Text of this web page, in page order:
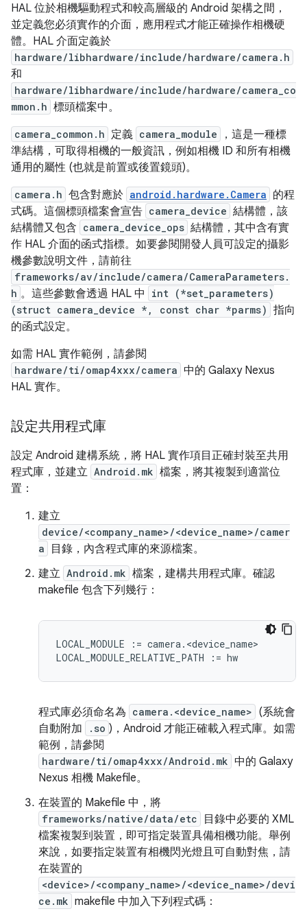
HAL 位於相機驅動程式和較高層級的 Android 架構之間，
並定義您必須實作的介面，應用程式才能正確操作相機硬
體。HAL 介面定義於
hardware/libhardware/include/hardware/camera.h
和
hardware/libhardware/include/hardware/camera_co
mmon.h 標頭檔案中。
camera_common.h 定義 camera_module
，這是一種標
準結構，可取得相機的一般資訊，例如相機 ID 和所有相機
通用的屬性 (也就是前置或後置鏡頭)。
camera.h 包含對應於 android.hardware.Camera 的程
式碼。這個標頭檔案會宣告 camera_device 結構體，該
結構體又包含 camera_device_ops 結構體，其中含有實
作 HAL 介面的函式指標。如要參閱開發人員可設定的攝影
機參數說明文件，請前往
frameworks/av/include/camera/CameraParameters.
h 。這些參數會透過 HAL 中
int (*set_parameters)
(struct camera_device *, const char *parms) 指向
的函式設定。
如需 HAL 實作範例，請參閱
hardware/ti/omap4xxx/camera 中的 Galaxy Nexus
HAL 實作。
設定共用程式庫
設定 Android 建構系統，將 HAL 實作項目正確封裝至共用
程式庫，並建立 Android.mk 檔案，將其複製到適當位
置：
建立
device/<company_name>/<device_name>/camer
a
目錄，內含程式庫的來源檔案。
建立 Android.mk 檔案，建構共用程式庫。確認
makefile 包含下列幾行：
LOCAL_MODULE := camera.<device_name>
程式庫必須命名為 camera.<device_name> (系統會
自動附加
.so )，Android 才能正確載入程式庫。如需
範例，請參閱
hardware/ti/omap4xxx/Android.mk 中的 Galaxy
Nexus 相機 Makefile。
在裝置的 Makefile 中，將
frameworks/native/data/etc
目錄中必要的 XML
檔案複製到裝置，即可指定裝置具備相機功能。舉例
來說，如要指定裝置有相機閃光燈且可自動對焦，請
在裝置的
<device>/<company_name>/<device_name>/devi
ce.mk makefile 中加入下列程式碼：